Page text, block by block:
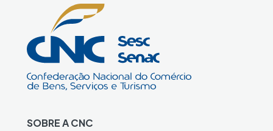
SOBRE A CNC